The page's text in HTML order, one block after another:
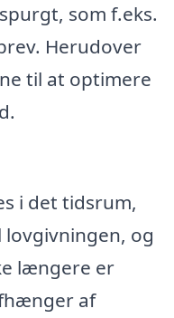
som f.eks.
Herudover
til at optimere
i det tidsrum,
og
længere er
af